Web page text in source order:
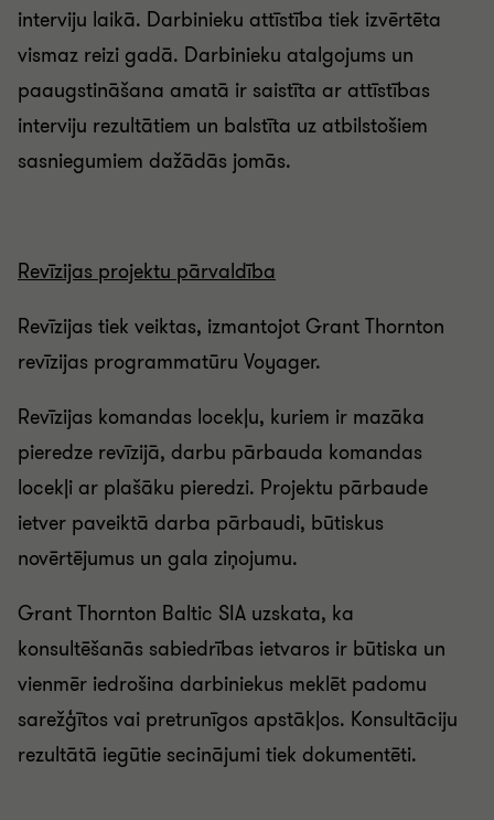
interviju laikā. Darbinieku attīstība tiek izvērtēta
vismaz reizi gadā. Darbinieku atalgojums un
paaugstināšana amatā ir saistīta ar attīstības
interviju rezultātiem un balstīta uz atbilstošiem
sasniegumiem dažādās jomās.
Revīzijas projektu pārvaldība
Revīzijas tiek veiktas, izmantojot Grant Thornton
revīzijas programmatūru Voyager.
Revīzijas komandas locekļu, kuriem ir mazāka
pieredze revīzijā, darbu pārbauda komandas
locekļi ar plašāku pieredzi. Projektu pārbaude
ietver paveiktā darba pārbaudi, būtiskus
novērtējumus un gala ziņojumu.
Grant Thornton Baltic SIA uzskata, ka
konsultēšanās sabiedrības ietvaros ir būtiska un
vienmēr iedrošina darbiniekus meklēt padomu
sarežģītos vai pretrunīgos apstākļos. Konsultāciju
rezultātā iegūtie secinājumi tiek dokumentēti.